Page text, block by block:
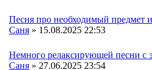
Песня про необходимый предмет
Саня » 15.08.2025 22:53
Немного релаксирующей песни с
Саня » 27.06.2025 23:54